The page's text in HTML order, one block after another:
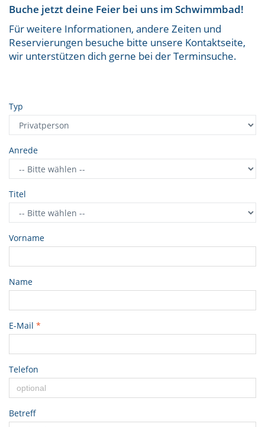
Buche jetzt deine Feier bei uns im Schwimmbad!
Für weitere Informationen, andere Zeiten und
Reservierungen besuche bitte unsere Kontaktseite,
wir unterstützen dich gerne bei der Terminsuche.
Typ
Anrede
Titel
Vorname
Name
E-Mail *
Telefon
Betreff